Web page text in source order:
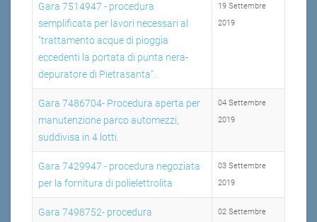
Gara 7514947 - procedura
semplificata per lavori necessari al
"trattamento acque di pioggia
eccedenti la portata di punta nera-
depuratore di Pietrasanta".
19 Settembre
2019
Gara 7486704- Procedura aperta per
manutenzione parco automezzi,
suddivisa in 4 lotti.
04 Settembre
2019
Gara 7429947 - procedura negoziata
per la fornitura di polielettrolita
03 Settembre
2019
Gara 7498752- procedura
02 Settembre